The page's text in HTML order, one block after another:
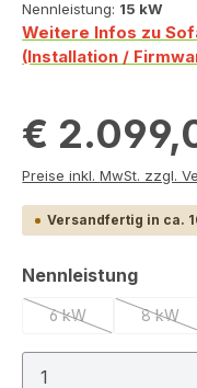
Nennleistung: 15 kW
Weitere Infos zu
(Installation /
€
Preise inkl. MwSt.
Versandfertig in ca.
Nennleistung
6 kW
(Diese Option ist
8 kW
Produkt